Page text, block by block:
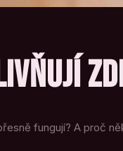
fungují? A proč